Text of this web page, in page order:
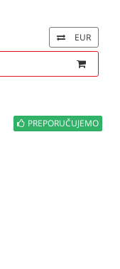
EUR
PREPORUČUJEMO